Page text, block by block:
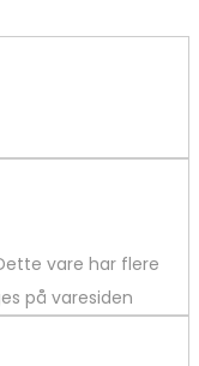
vare har flere
på varesiden